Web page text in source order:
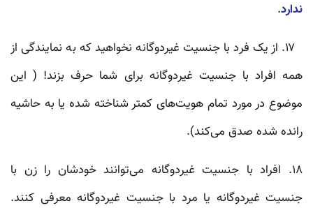
ندارد.
۱۷. از یک فرد با جنسیت غیردوگانه نخواهید که به نمایندگی از
همه‌ افراد با جنسیت غیردوگانه برای شما حرف بزند! ( این
موضوع در مورد تمام هویت‌های کمتر شناخته شده یا به حاشیه
رانده شده صدق می‌کند).
۱۸. افراد با جنسیت غیردوگانه می‌توانند خودشان را زن با
جنسیت غیردوگانه یا مرد با جنسیت غیردوگانه معرفی کنند.